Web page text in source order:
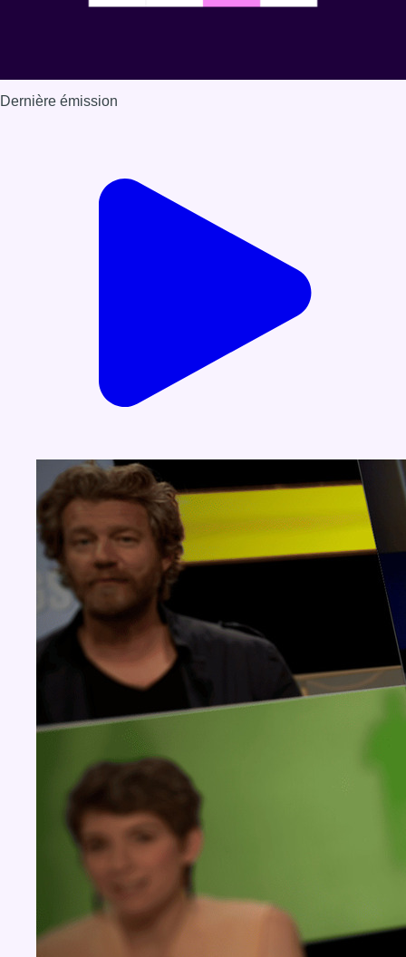
Dernière émission